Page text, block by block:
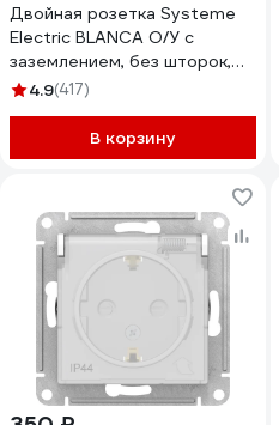
Двойная розетка Systeme
Electric BLANCA О/У с
заземлением, без шторок,
БЕЛЫЙ BLNRA010201
4.9(417)
В корзину